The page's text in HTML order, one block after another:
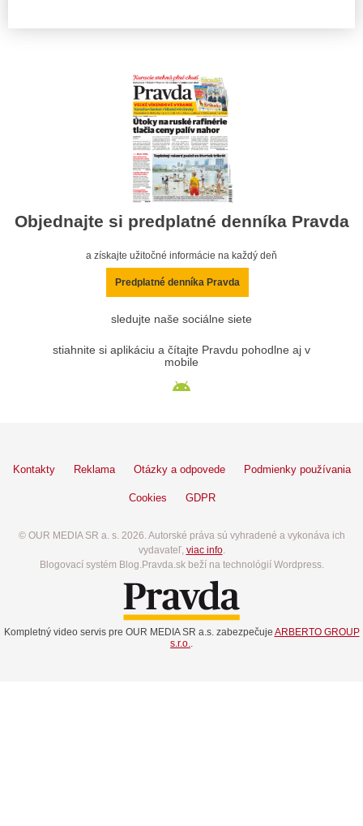
Objednajte si predplatné denníka Pravda
a získajte užitočné informácie na každý deň
Predplatné denníka Pravda
sledujte naše sociálne siete
stiahnite si aplikáciu a čítajte Pravdu pohodlne aj v
mobile
Kontakty Reklama Otázky a odpovede Podmienky používania
Cookies GDPR
© OUR MEDIA SR a. s. 2026. Autorské práva sú vyhradené a vykonáva ich
vydavateľ, viac info.
Blogovací systém Blog.Pravda.sk beží na technológií Wordpress.
Kompletný video servis pre OUR MEDIA SR a.s. zabezpečuje ARBERTO GROUP
s.r.o..